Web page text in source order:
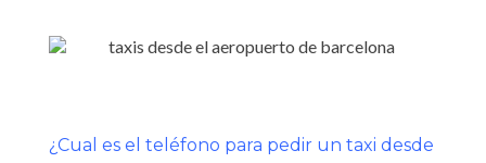
¿Cual es el teléfono para pedir un taxi desde